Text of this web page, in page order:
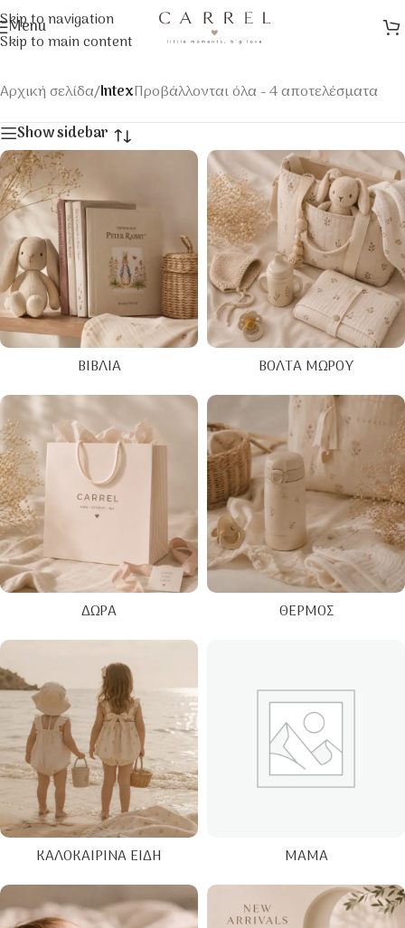
Skip to navigation
Skip to main content
Menu
Αρχική σελίδα/IntexΠροβάλλονται όλα - 4 αποτελέσματα
Show sidebar
ΒΙΒΛΊΑ ΒΌΛΤΑ ΜΩΡΟΎ
ΔΏΡΑ ΘΕΡΜΌΣ
ΚΑΛΟΚΑΙΡΙΝΑ ΕΊΔΗ ΜΑΜΆ